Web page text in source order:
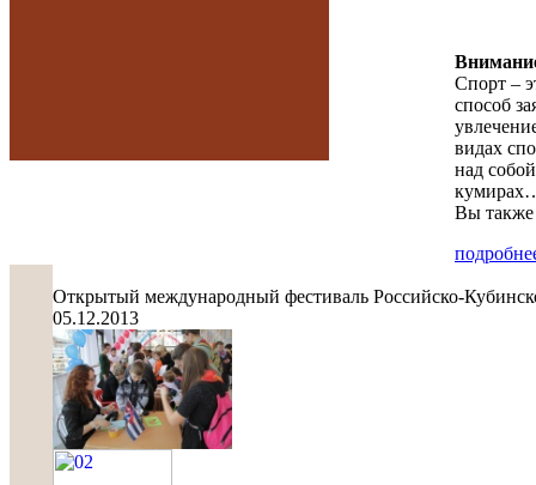
Спорт –
способ
видах
над
Вы также
Открытый международный фестиваль Российско-
05.12.2013